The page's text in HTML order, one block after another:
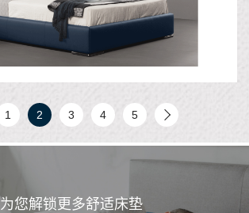
1 2 3 4 5
为您解锁更多舒适床垫